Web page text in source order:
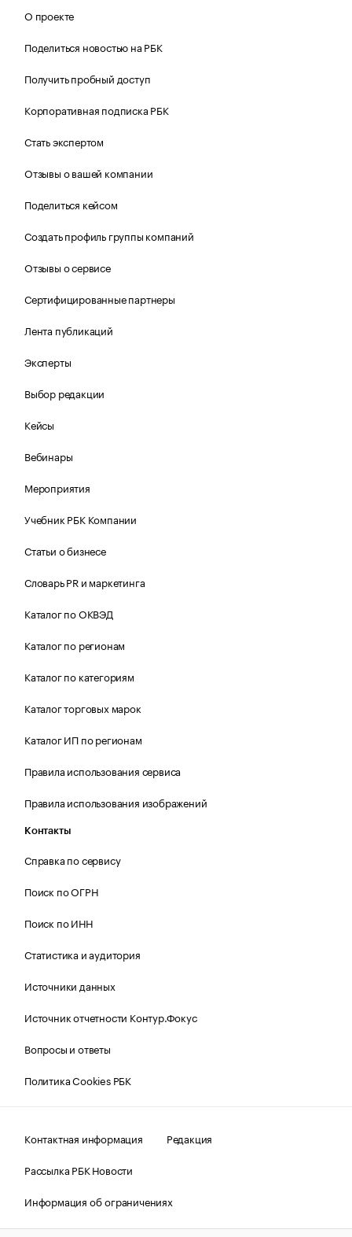
О проекте
Поделиться новостью на РБК
Получить пробный доступ
Корпоративная подписка РБК
Стать экспертом
Отзывы о вашей компании
Поделиться кейсом
Создать профиль группы компаний
Отзывы о сервисе
Сертифицированные партнеры
Лента публикаций
Эксперты
Выбор редакции
Кейсы
Вебинары
Мероприятия
Учебник РБК Компании
Статьи о бизнесе
Словарь PR и маркетинга
Каталог по ОКВЭД
Каталог по регионам
Каталог по категориям
Каталог торговых марок
Каталог ИП по регионам
Правила использования сервиса
Правила использования изображений
Контакты
Справка по сервису
Поиск по ОГРН
Поиск по ИНН
Статистика и аудитория
Источники данных
Источник отчетности Контур.Фокус
Вопросы и ответы
Политика Cookies РБК
Контактная информация
Редакция
Рассылка РБК Новости
Информация об ограничениях
Правовая информация
О соблюдении авторских прав